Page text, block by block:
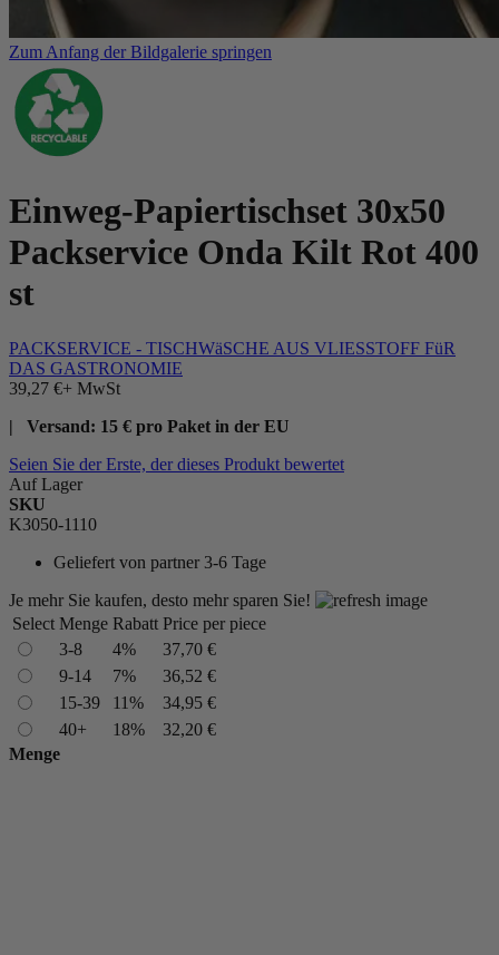
Zum Anfang der Bildgalerie springen
Einweg-Papiertischset 30x50
Packservice Onda Kilt Rot 400
st
PACKSERVICE - TISCHWäSCHE AUS VLIESSTOFF FüR
DAS GASTRONOMIE
39,27 €+ MwSt
| Versand: 15 € pro Paket in der EU
Seien Sie der Erste, der dieses Produkt bewertet
Auf Lager
SKU
K3050-1110
Geliefert von partner 3-6 Tage
Je mehr Sie kaufen, desto mehr sparen Sie!
Select Menge Rabatt Price per piece
3-8
4%
37,70 €
9-14
7%
36,52 €
15-39
11%
34,95 €
40+
18%
32,20 €
Menge